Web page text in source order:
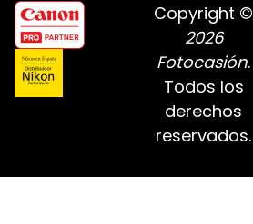
Copyright ©
2026
Fotocasión.
Todos los
derechos
reservados.